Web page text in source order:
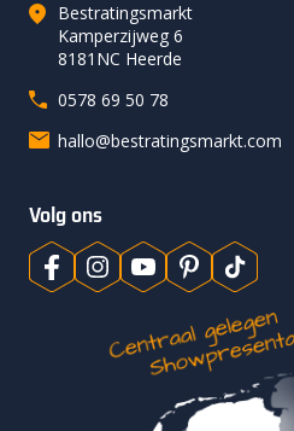
Bestratingsmarkt
Kamperzijweg 6
8181NC Heerde
0578 69 50 78
hallo@bestratingsmarkt.com
Volg ons